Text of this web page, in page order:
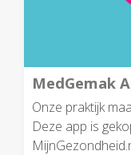
MedGemak
Onze praktijk
Deze app is